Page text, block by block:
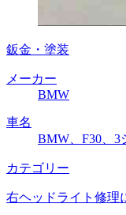
鈑金・塗装
メーカー
BMW
車名
BMW、F30、3
カテゴリー
右ヘッドライト修理